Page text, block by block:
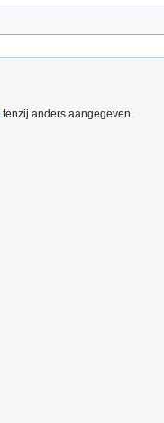
tenzij anders aangegeven.